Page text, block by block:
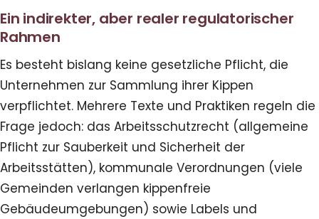
Ein indirekter, aber realer regulatorischer
Rahmen
Es besteht bislang keine gesetzliche Pflicht, die
Unternehmen zur Sammlung ihrer Kippen
verpflichtet. Mehrere Texte und Praktiken regeln die
Frage jedoch: das Arbeitsschutzrecht (allgemeine
Pflicht zur Sauberkeit und Sicherheit der
Arbeitsstätten), kommunale Verordnungen (viele
Gemeinden verlangen kippenfreie
Gebäudeumgebungen) sowie Labels und